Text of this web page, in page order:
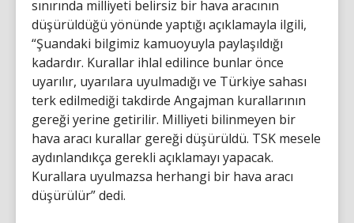
sınırında milliyeti belirsiz bir hava aracının
düşürüldüğü yönünde yaptığı açıklamayla ilgili,
“Şuandaki bilgimiz kamuoyuyla paylaşıldığı
kadardır. Kurallar ihlal edilince bunlar önce
uyarılır, uyarılara uyulmadığı ve Türkiye sahası
terk edilmediği takdirde Angajman kurallarının
gereği yerine getirilir. Milliyeti bilinmeyen bir
hava aracı kurallar gereği düşürüldü. TSK mesele
aydınlandıkça gerekli açıklamayı yapacak.
Kurallara uyulmazsa herhangi bir hava aracı
düşürülür” dedi.